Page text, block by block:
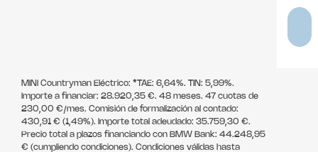
MINI Countryman Eléctrico: *TAE: 6,64%. TIN: 5,99%.
Importe a financiar: 28.920,35 €. 48 meses. 47 cuotas de
230,00 €/mes. Comisión de formalización al contado:
430,91 € (1,49%). Importe total adeudado: 35.759,30 €.
Precio total a plazos financiando con BMW Bank: 44.248,95
€ (cumpliendo condiciones). Condiciones válidas hasta